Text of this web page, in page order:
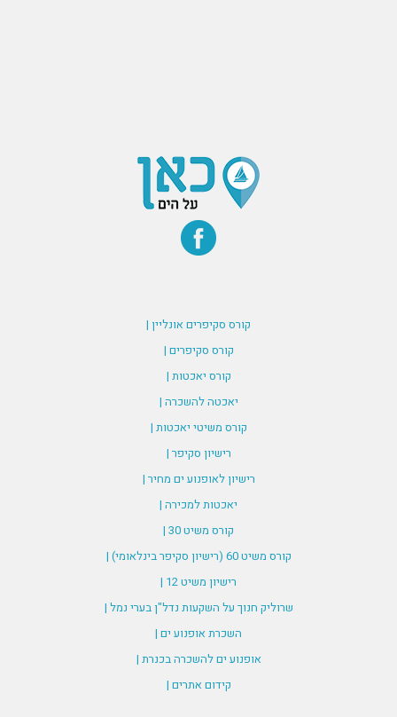
קורס סקיפרים אונליין |
קורס סקיפרים |
קורס יאכטות |
יאכטה להשכרה |
קורס משיטי יאכטות |
רישיון סקיפר |
רישיון לאופנוע ים מחיר |
יאכטות למכירה |
קורס משיט 30 |
קורס משיט 60 (רישיון סקיפר בינלאומי) |
רישיון משיט 12 |
שרוליק חנוך על השקעות נדל"ן בערי נמל |
השכרת אופנוע ים |
אופנוע ים להשכרה בכנרת |
קידום אתרים |